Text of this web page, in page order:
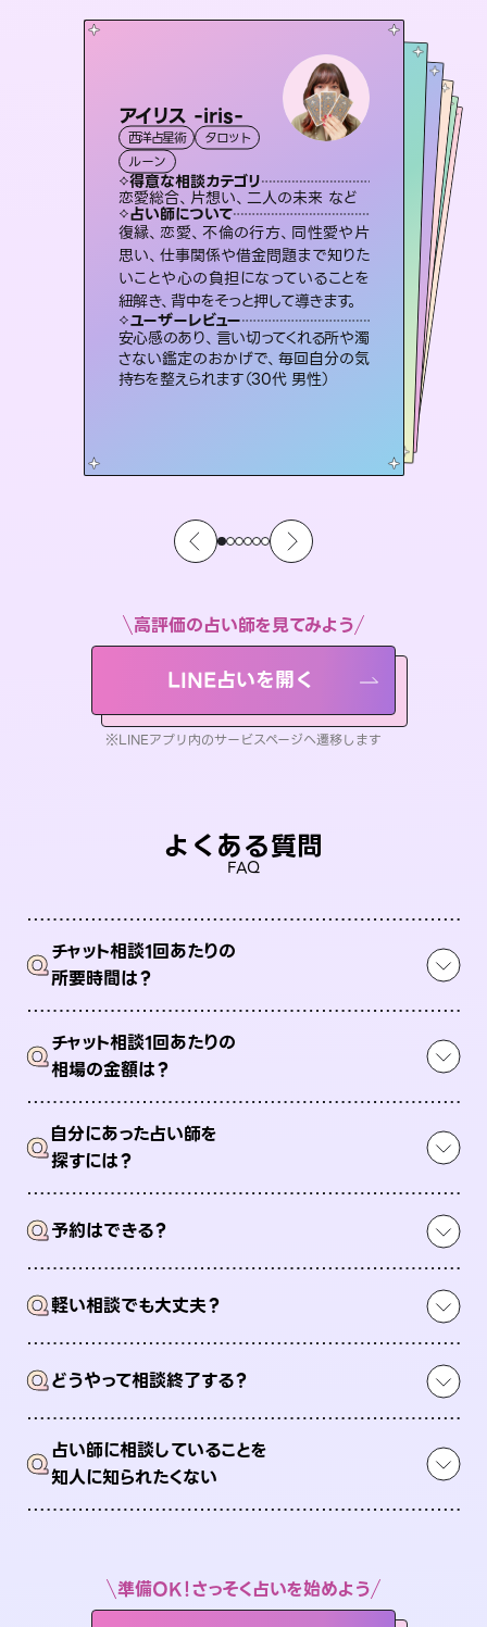
アイリス -iris-
西洋占星術
タロット
ルーン
得意な相談カテゴリ
恋愛総合、片想い、二人の未来 など
占い師について
復縁、恋愛、不倫の行方、同性愛や片
思い、仕事関係や借金問題まで知りた
いことや心の負担になっていることを
紐解き、背中をそっと押して導きます。
ユーザーレビュー
安心感のあり、言い切ってくれる所や濁
さない鑑定のおかげで、毎回自分の気
持ちを整えられます（30代 男性）
彗望（すいぼう）
霊視・オーラ 透視
スピリチュアル・リーディング
得意な相談カテゴリ
片想い、あの人の気持ち、復縁 など
占い師について
3,700年以上の歴史を持つ東洋最古の
占術「易占」で詳細まで占い、幸せへ向
かう道筋を示します。厳しい結果にも具
体的な対策をお伝えします。
ユーザーレビュー
複雑な背景もしっかり聞いて鑑定して
いただけました。気持ちが楽になりまし
た（50代 女性）
未来視師＊花
霊視・オーラ
スピリチュアル・リーディング
得意な相談カテゴリ
出逢い、片想い、復縁 など
占い師について
未来には何パターンもの選択肢があり
ます。不安で視えにくくなっているあな
たの素敵な未来を見つけ、その未来を
選択できるようアドバイスします。
ユーザーレビュー
職場の人の性質や人間関係、本心など
本当によく視えていてびっくり。対策が
打てて前向きになれます（40代）
おう 霊感オラクル
霊視・オーラ
オラクルカード
得意な相談カテゴリ
恋愛総合、あの人の気持ち など
占い師について
霊視×オラクルカードを使って「今」と「未来」そして「気になるあの人の気持ち」まで丁寧に読み解き、恋や人生のヒントを優しく引き出します。
ユーザーレビュー
不安な気持ちが嘘みたいに晴れまし
た…！よく視えていらっしゃるんだなと
感じました（40代 女性）
セラピスト理恵
スピリチュアル・リーディング
得意な相談カテゴリ
片想い、二人の未来、年の差 など
占い師について
連絡再開、復縁、成就などの報告実績
多数。セラピストとして2万超の施術経
験があるからこそできる鑑定で、より良
い未来をサポートします。
ユーザーレビュー
とても心温まる鑑定でした。しかもこち
らは何も言っていないのに視えていらっ
しゃるんだなと驚きです（30代女性）
桃源珠羽
霊視・オーラ タロット
スピリチュアル・リーディング
得意な相談カテゴリ
片想い、あの人の気持ち、復縁 など
占い師について
恋愛のお悩みの中でも特に「曖昧な関
係」の相談を得意としており、友達以上
恋人未満なお相手との今後や本音を丁
寧に読み解き恋愛成就へと導きます。
ユーザーレビュー
鑑定していただいてアドバイス通りに行
動すると仲が復活してきました。ありが
とうございました（40代 女性）
高評価の占い師を見てみよう
LINE占いを開く
※LINEアプリ内のサービスページへ遷移します
よくある質問
FAQ
Qチャット相談1回あたりの
所要時間は？
Qチャット相談1回あたりの
相場の金額は？
Q自分にあった占い師を
探すには？
Q予約はできる？
Q軽い相談でも大丈夫？
Qどうやって相談終了する？
Q占い師に相談していることを
知人に知られたくない
準備OK！さっそく占いを始めよう